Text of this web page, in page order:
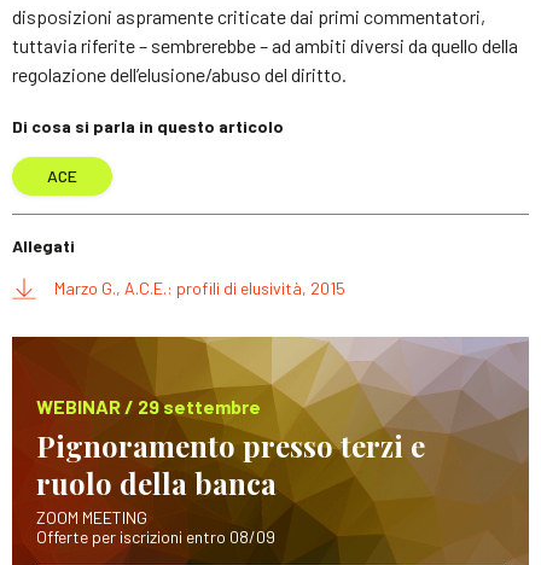
disposizioni aspramente criticate dai primi commentatori,
tuttavia riferite – sembrerebbe – ad ambiti diversi da quello della
regolazione dell’elusione/abuso del diritto.
Di cosa si parla in questo articolo
ACE
Allegati
Marzo G., A.C.E.: profili di elusività, 2015
WEBINAR / 29 settembre
Pignoramento presso terzi e
ruolo della banca
ZOOM MEETING
Offerte per iscrizioni entro 08/09